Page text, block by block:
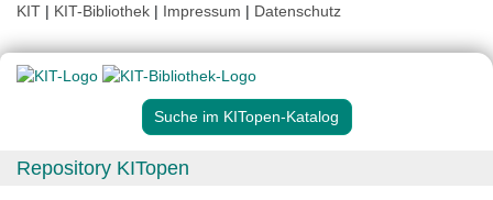
KIT | KIT-Bibliothek | Impressum | Datenschutz
Suche im KITopen-Katalog
Repository KITopen